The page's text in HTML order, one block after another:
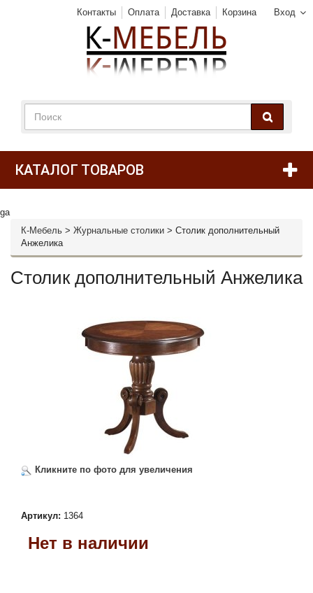
Вход
Контакты Оплата Доставка Корзина
КАТАЛОГ ТОВАРОВ
ga
К-Мебель > Журнальные столики > Столик дополнительный
Анжелика
Столик дополнительный Анжелика
Кликните по фото для увеличения
Артикул: 1364
Нет в наличии